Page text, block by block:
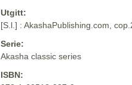
Utgitt:
[S.l.] : AkashaPublishing.com,
Serie:
Akasha classic series
ISBN: